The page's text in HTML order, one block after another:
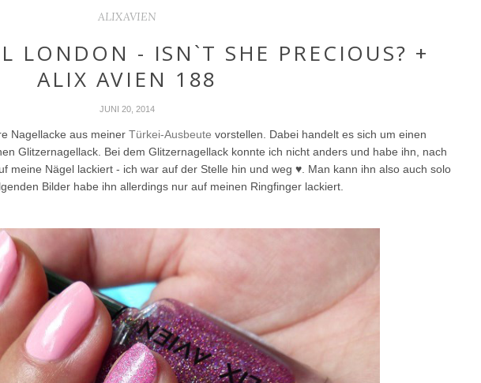
ALIXAVIEN
LONDON - ISN`T SHE PRECIOUS? +
ALIX AVIEN 188
JUNI 20, 2014
Nagellacke aus meinerTürkei-Ausbeute vorstellen. Dabei handelt es sich um einen
Glitzernagellack. Bei dem Glitzernagellack konnte ich nicht anders und habe ihn, nach
meine Nägel lackiert - ich war auf der Stelle hin und weg ♥. Man kann ihn also auch solo
Bilder habe ihn allerdings nur auf meinen Ringfinger lackiert.